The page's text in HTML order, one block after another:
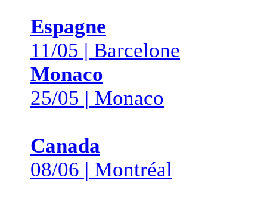
Espagne
11/05 | Barcelone
Monaco
25/05 | Monaco
Canada
08/06 | Montréal